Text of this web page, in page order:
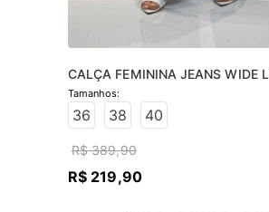
CALÇA FEMININA JEANS WIDE
JEANS CLARO
36 38 40
R$ 389,90
R$ 219,90